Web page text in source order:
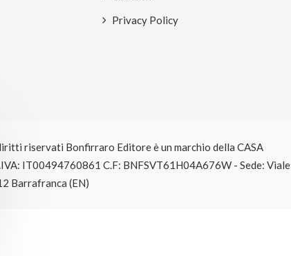
Privacy Policy
riservati Bonfirraro Editore è un marchio della CASA
IT00494760861 C.F: BNFSVT61H04A676W - Sede: Viale
Barrafranca (EN)